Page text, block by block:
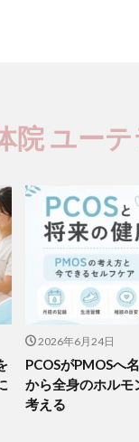
院 ユー
2026年6月24日
PCOSがPMOSへ
から全身のホルモ
考える